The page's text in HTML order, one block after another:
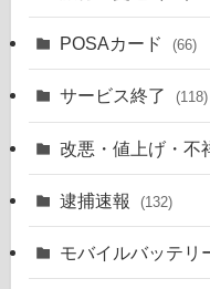
POSAカード (66)
サービス終了 (118)
改悪・値上げ・不
逮捕速報 (132)
モバイルバッテリ